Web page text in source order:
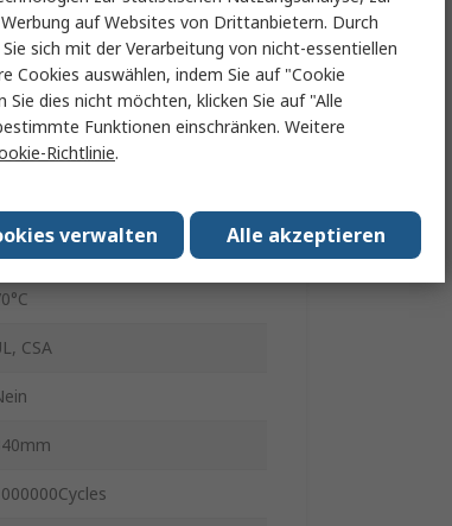
CSA
auf Websites von Drittanbietern. Durch
sich mit der Verarbeitung von nicht-essentiellen
Cookies auswählen, indem Sie auf "Cookie
Sie dies nicht möchten, klicken Sie auf "Alle
Funktionen einschränken. Weitere
Richtlinie.
Alle akzeptieren
verwalten